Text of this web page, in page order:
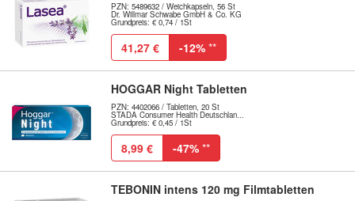
PZN: 5489632 / Weichkapseln, 56 St
Dr. Willmar Schwabe GmbH & Co. KG
Grundpreis: € 0,74 / 1St
41,27 € -12% **
HOGGAR Night Tabletten
PZN: 4402066 / Tabletten, 20 St
STADA Consumer Health Deutschlan...
Grundpreis: € 0,45 / 1St
8,99 € -47% **
TEBONIN intens 120 mg Filmtabletten